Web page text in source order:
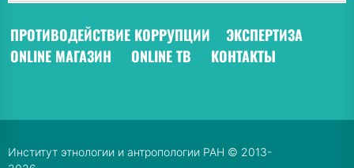
ПРОТИВОДЕЙСТВИЕ КОРРУПЦИИ ЭКСПЕРТИЗА
ONLINE МАГАЗИН
ONLINE ТВ КОНТАКТЫ
Институт этнологии и антропологии РАН © 2013-